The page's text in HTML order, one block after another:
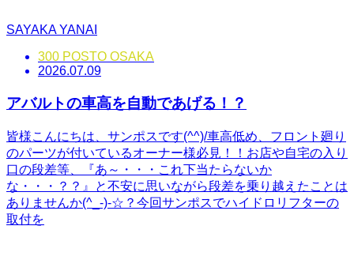
SAYAKA YANAI
300 POSTO OSAKA
2026.07.09
アバルトの車高を自動であげる！？
皆様こんにちは、サンポスです(^^)/車高低め、フロント廻り
のパーツが付いているオーナー様必見！！お店や自宅の入り
口の段差等、『あ～・・・これ下当たらないか
な・・・？？』と不安に思いながら段差を乗り越えたことは
ありませんか(^_-)-☆？今回サンポスでハイドロリフターの
取付を